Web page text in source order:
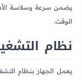
يضمن سرعة وسلاسة
الوقت.
نظام